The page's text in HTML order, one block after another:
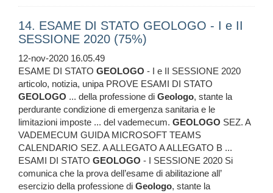
14. ESAME DI STATO GEOLOGO - I e II
SESSIONE 2020 (75%)
12-nov-2020 16.05.49
ESAME DI STATO GEOLOGO - I e II SESSIONE 2020
articolo, notizia, unipa PROVE ESAMI DI STATO
GEOLOGO ... della professione di Geologo, stante la
perdurante condizione di emergenza sanitaria e le
limitazioni imposte ... del vademecum. GEOLOGO SEZ. A
VADEMECUM GUIDA MICROSOFT TEAMS
CALENDARIO SEZ. A ALLEGATO A ALLEGATO B ...
ESAMI DI STATO GEOLOGO - I SESSIONE 2020 Si
comunica che la prova dell’esame di abilitazione all’
esercizio della professione di Geologo, stante la